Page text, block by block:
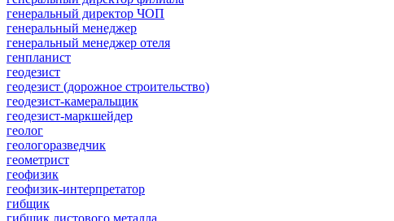
генеральный директор ЧОП
генеральный менеджер
генеральный менеджер отеля
генпланист
геодезист
геодезист (дорожное строительство)
геодезист-камеральщик
геодезист-маркшейдер
геолог
геологоразведчик
геометрист
геофизик
геофизик-интерпретатор
гибщик
гибщик листового металла